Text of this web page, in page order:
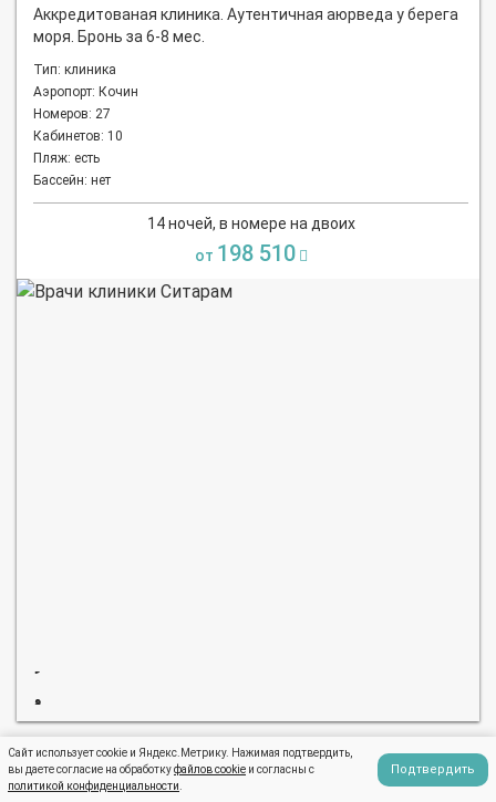
Аккредитованая клиника. Аутентичная аюрведа у берега
моря. Бронь за 6-8 мес.
Тип: клиника
Аэропорт: Кочин
Номеров: 27
Кабинетов: 10
Пляж: есть
Бассейн: нет
14 ночей, в номере на двоих
от 198 510
Сайт использует cookie и Яндекс.Метрику. Нажимая подтвердить,
вы даете согласие на обработкуфайлов cookie и согласны с
политикой конфиденциальности
Подтвердить